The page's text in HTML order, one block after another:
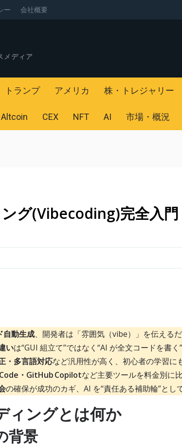
ー 会社概要
メディア
トランプ アメリカ 株・トレジャリー
Altcoin CEX NFT AI 市場・概況
グ(Vibecoding)完全入門
自動生成、開発者は「雰囲気（vibe）」を伝える
いは“GUI 組立て”ではなく“AI が全文コードを書く
・多言語対応など汎用性が高く、初心者の学習に
・GitHub Copilotなど主要ツールを料金別に
の確保が成功のカギ、AI を“責任ある補助輪”とし
ィングとは何か
背景